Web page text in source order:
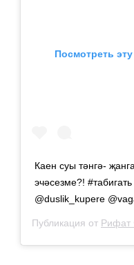
Посмотреть
Каен суы тәнгә-
эчәсезме?!
@duslik_kupere
Публикация от Рифат